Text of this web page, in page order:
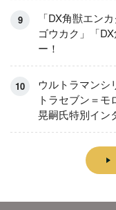
「DX角獣エン
ゴウカク」「
ー！
ウルトラマン
トラセブン＝
晃嗣氏特別イン